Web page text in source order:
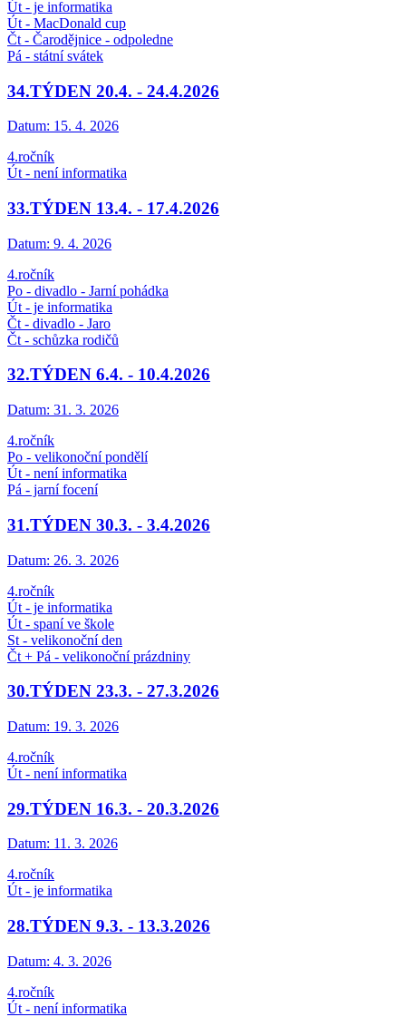
Út - je informatika
Út - MacDonald cup
Čt - Čarodějnice - odpoledne
Pá - státní svátek
34.TÝDEN 20.4. - 24.4.2026
Datum: 15. 4. 2026
4.ročník
Út - není informatika
33.TÝDEN 13.4. - 17.4.2026
Datum: 9. 4. 2026
4.ročník
Po - divadlo - Jarní pohádka
Út - je informatika
Čt - divadlo - Jaro
Čt - schůzka rodičů
32.TÝDEN 6.4. - 10.4.2026
Datum: 31. 3. 2026
4.ročník
Po - velikonoční pondělí
Út - není informatika
Pá - jarní focení
31.TÝDEN 30.3. - 3.4.2026
Datum: 26. 3. 2026
4.ročník
Út - je informatika
Út - spaní ve škole
St - velikonoční den
Čt + Pá - velikonoční prázdniny
30.TÝDEN 23.3. - 27.3.2026
Datum: 19. 3. 2026
4.ročník
Út - není informatika
29.TÝDEN 16.3. - 20.3.2026
Datum: 11. 3. 2026
4.ročník
Út - je informatika
28.TÝDEN 9.3. - 13.3.2026
Datum: 4. 3. 2026
4.ročník
Út - není informatika